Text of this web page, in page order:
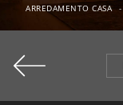
ARREDAMENTO CASA -